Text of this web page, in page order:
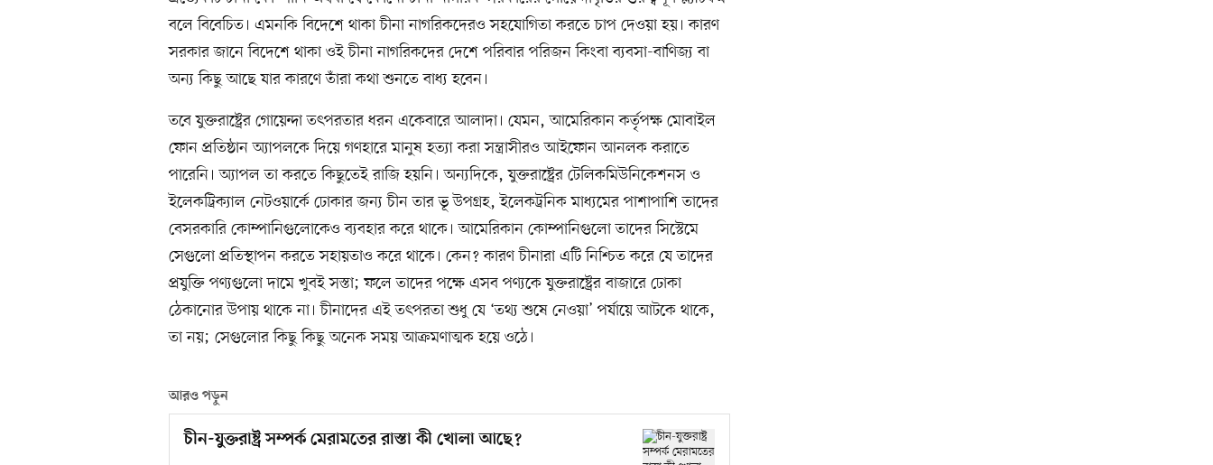
বলে বিবেচিত। এমনকি বিদেশে থাকা চীনা নাগরিকদেরও সহযোগিতা করতে চাপ দেওয়া হয়। কারণ
সরকার জানে বিদেশে থাকা ওই চীনা নাগরিকদের দেশে পরিবার পরিজন কিংবা ব্যবসা-বাণিজ্য বা
অন্য কিছু আছে যার কারণে তাঁরা কথা শুনতে বাধ্য হবেন।
তবে যুক্তরাষ্ট্রের গোয়েন্দা তৎপরতার ধরন একেবারে আলাদা। যেমন, আমেরিকান কর্তৃপক্ষ মোবাইল
ফোন প্রতিষ্ঠান অ্যাপলকে দিয়ে গণহারে মানুষ হত্যা করা সন্ত্রাসীরও আইফোন আনলক করাতে
পারেনি। অ্যাপল তা করতে কিছুতেই রাজি হয়নি। অন্যদিকে, যুক্তরাষ্ট্রের টেলিকমিউনিকেশনস ও
ইলেকট্রিক্যাল নেটওয়ার্কে ঢোকার জন্য চীন তার ভূ উপগ্রহ, ইলেকট্রনিক মাধ্যমের পাশাপাশি তাদের
বেসরকারি কোম্পানিগুলোকেও ব্যবহার করে থাকে। আমেরিকান কোম্পানিগুলো তাদের সিস্টেমে
সেগুলো প্রতিস্থাপন করতে সহায়তাও করে থাকে। কেন? কারণ চীনারা এটি নিশ্চিত করে যে তাদের
প্রযুক্তি পণ্যগুলো দামে খুবই সস্তা; ফলে তাদের পক্ষে এসব পণ্যকে যুক্তরাষ্ট্রের বাজারে ঢোকা
ঠেকানোর উপায় থাকে না। চীনাদের এই তৎপরতা শুধু যে ‘তথ্য শুষে নেওয়া’ পর্যায়ে আটকে থাকে,
তা নয়; সেগুলোর কিছু কিছু অনেক সময় আক্রমণাত্মক হয়ে ওঠে।
আরও পড়ুন
চীন-যুক্তরাষ্ট্র সম্পর্ক মেরামতের রাস্তা কী খোলা আছে?